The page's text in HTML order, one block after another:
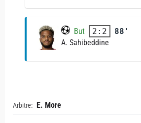
But 2:2
88'
A. Sahibeddine
Arbitre: E. More